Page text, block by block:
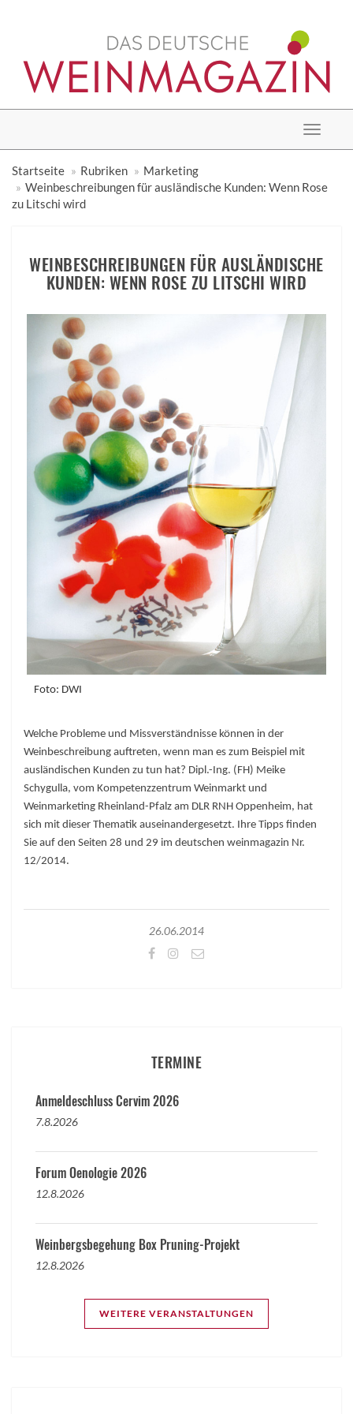
Toggle
Startseite
Rubriken
Marketing
Weinbeschreibungen für ausländische Kunden: Wenn Rose
zu Litschi wird
WEINBESCHREIBUNGEN FÜR AUSLÄNDISCHE
KUNDEN: WENN ROSE ZU LITSCHI WIRD
Foto: DWI
Welche Probleme und Missverständnisse können in der
Weinbeschreibung auftreten, wenn man es zum Beispiel mit
ausländischen Kunden zu tun hat? Dipl.-Ing. (FH) Meike
Schygulla, vom Kompetenzzentrum Weinmarkt und
Weinmarketing Rheinland-Pfalz am DLR RNH Oppenheim, hat
sich mit dieser Thematik auseinandergesetzt. Ihre Tipps finden
Sie auf den Seiten 28 und 29 im deutschen weinmagazin Nr.
12/2014.
26.06.2014
TERMINE
Anmeldeschluss Cervim 2026
7.8.2026
Forum Oenologie 2026
12.8.2026
Weinbergsbegehung Box Pruning-Projekt
12.8.2026
WEITERE VERANSTALTUNGEN